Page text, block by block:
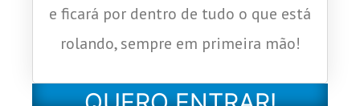
e ficará por dentro de tudo o que está
rolando, sempre em primeira mão!